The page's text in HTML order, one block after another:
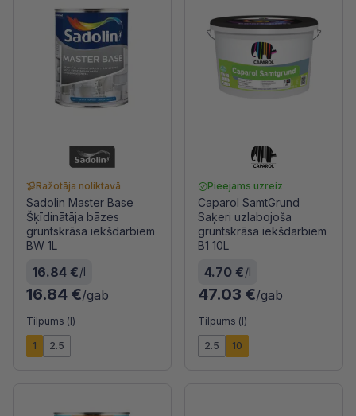
Ražotāja noliktavā
Sadolin Master Base
Šķīdinātāja bāzes
gruntskrāsa iekšdarbiem
BW 1L
16.84 €/l
16.84 €/gab
Tilpums (l)
1 2.5
Pieejams uzreiz
Caparol SamtGrund
Saķeri uzlabojoša
gruntskrāsa iekšdarbiem
B1 10L
4.70 €/l
47.03 €/gab
Tilpums (l)
2.5 10